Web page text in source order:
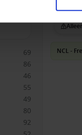
69
86
46
55
49
80
92
NCL -